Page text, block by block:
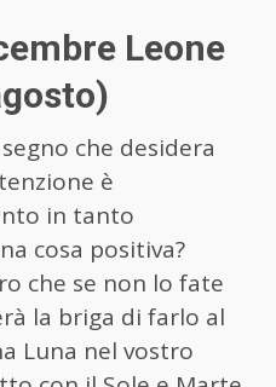
Leone
che desidera
è
in tanto
cosa positiva?
che se non lo fate
la briga di farlo al
Luna nel vostro